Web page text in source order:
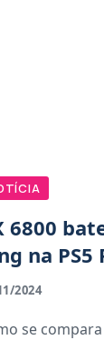
6800
na PS5
2024
se